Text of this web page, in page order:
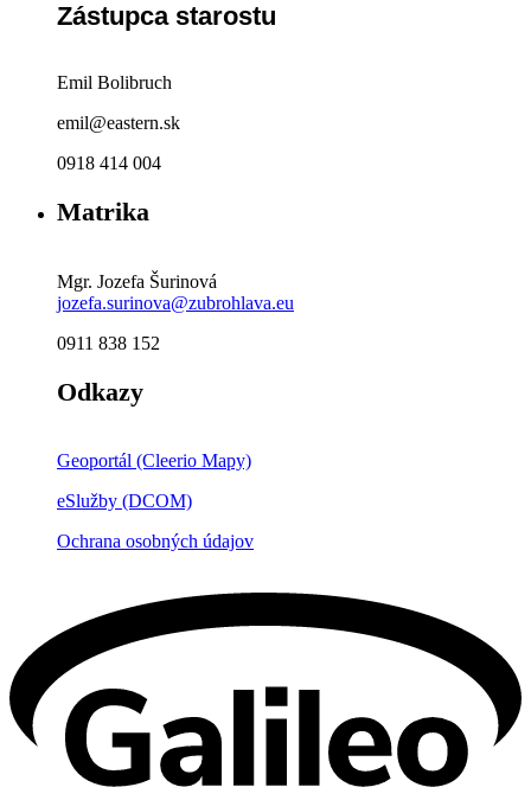
Zástupca starostu
Emil Bolibruch
emil@eastern.sk
0918 414 004
Matrika
Mgr. Jozefa Šurinová
jozefa.surinova@zubrohlava.eu
0911 838 152
Odkazy
Geoportál (Cleerio Mapy)
eSlužby (DCOM)
Ochrana osobných údajov